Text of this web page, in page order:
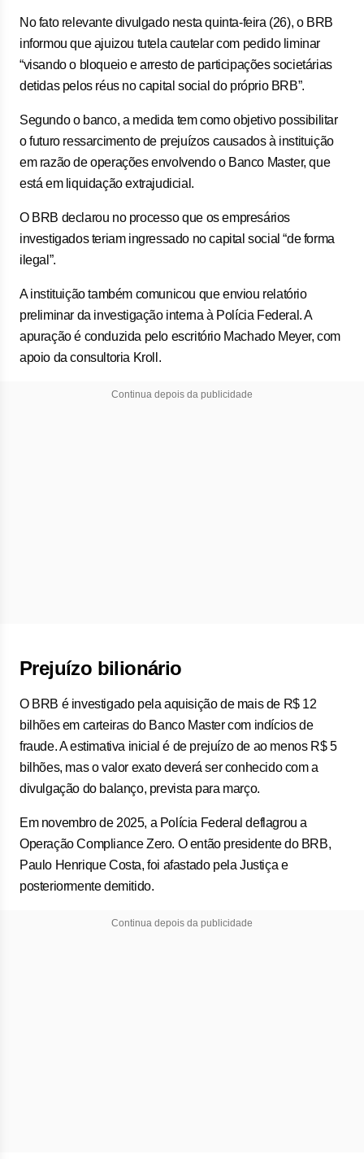
No fato relevante divulgado nesta quinta-feira (26), o BRB
informou que ajuizou tutela cautelar com pedido liminar
“visando o bloqueio e arresto de participações societárias
detidas pelos réus no capital social do próprio BRB”.
Segundo o banco, a medida tem como objetivo possibilitar
o futuro ressarcimento de prejuízos causados à instituição
em razão de operações envolvendo o Banco Master, que
está em liquidação extrajudicial.
O BRB declarou no processo que os empresários
investigados teriam ingressado no capital social “de forma
ilegal”.
A instituição também comunicou que enviou relatório
preliminar da investigação interna à Polícia Federal. A
apuração é conduzida pelo escritório Machado Meyer, com
apoio da consultoria Kroll.
Continua depois da publicidade
Prejuízo bilionário
O BRB é investigado pela aquisição de mais de R$ 12
bilhões em carteiras do Banco Master com indícios de
fraude. A estimativa inicial é de prejuízo de ao menos R$ 5
bilhões, mas o valor exato deverá ser conhecido com a
divulgação do balanço, prevista para março.
Em novembro de 2025, a Polícia Federal deflagrou a
Operação Compliance Zero. O então presidente do BRB,
Paulo Henrique Costa, foi afastado pela Justiça e
posteriormente demitido.
Continua depois da publicidade